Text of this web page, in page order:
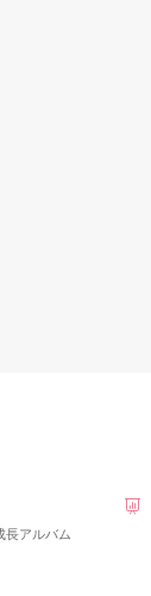
長アルバム